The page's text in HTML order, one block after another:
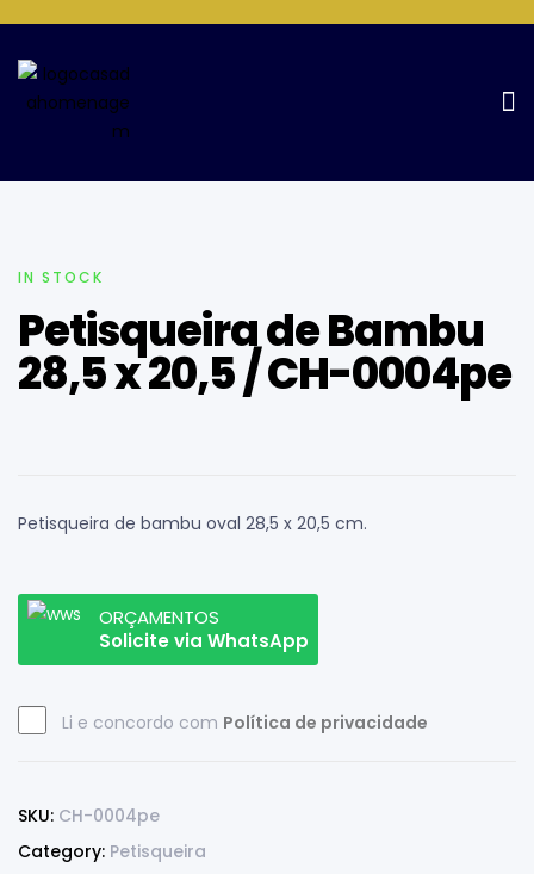
Home Page
IN STOCK
Petisqueira de Bambu
28,5 x 20,5 / CH-0004pe
Petisqueira de bambu oval 28,5 x 20,5 cm.
ORÇAMENTOS
Solicite via WhatsApp
Li e concordo com Política de privacidade
SKU: CH-0004pe
Category: Petisqueira